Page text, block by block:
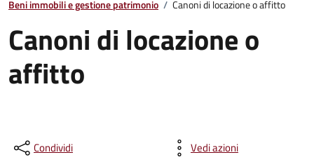
Beni immobili e gestione patrimonio / Canoni di locazione o affitto
Canoni di locazione o
affitto
Condividi Vedi azioni